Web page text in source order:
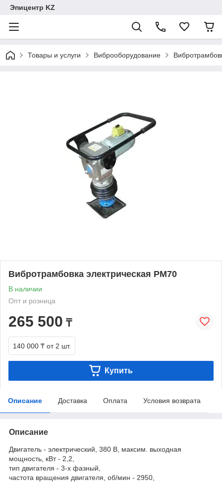
Эпицентр KZ
Товары и услуги Виброоборудование
Вибротрамбовка электрическая РМ70
В наличии
Опт и розница
265 500 ₸
140 000 ₸ от 2 шт.
Купить
Описание Доставка Оплата Условия возврата
Описание
Двигатель - электрический, 380 В, максим. выходная
мощность, кВт - 2,2,
тип двигателя - 3-х фазный,
частота вращения двигателя, об/мин - 2950,